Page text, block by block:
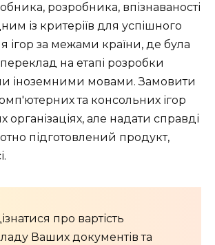
розробника, впізнаваності
із критеріїв для успішного
ігор за межами країни, де була
на етапі розробки
іноземними мовами. Замовити
та консольних ігор
організаціях, але надати справді
підготовлений продукт,
про вартість
Ваших документів та